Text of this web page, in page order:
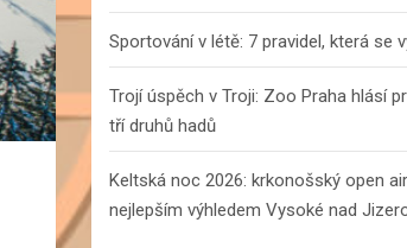
Sportování v létě: 7 pravidel, která se
Trojí úspěch v Troji: Zoo Praha hlásí
tří druhů hadů
Keltská noc 2026: krkonošský open
nejlepším výhledem Vysoké nad